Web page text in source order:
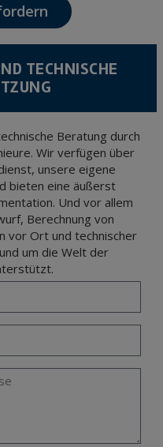
shall be treated with the utmost
provided for the General
strongly advised not to send high-
so under your sole responsibility.
access, rectification, cancellation
Data Protection Regulation
Rioja).
TECHNISCHE
Beratung durch
Wir verfügen über
unsere eigene
bieten eine äußerst
Und vor allem
Berechnung von
vor Ort und technischer
um die Welt der